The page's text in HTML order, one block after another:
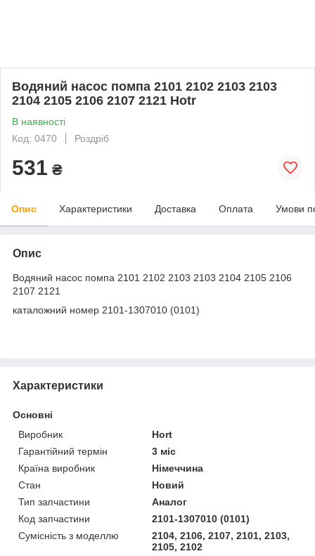
Водяний насос помпа 2101 2102 2103 2103
2104 2105 2106 2107 2121 Hotr
В наявності
Код: 0470
Роздріб
531 ₴
Опис Характеристики Доставка Оплата Умови
Опис
Водяний насос помпа 2101 2102 2103 2103 2104 2105 2106
2107 2121
каталожний номер 2101-1307010 (0101)
Характеристики
Основні
Виробник
Hort
Гарантійний термін
3 міс
Країна виробник
Німеччина
Стан
Новий
Тип запчастини
Аналог
Код запчастини
2101-1307010 (0101)
Сумісність з моделлю
2104, 2106, 2107, 2101, 2103,
2105, 2102